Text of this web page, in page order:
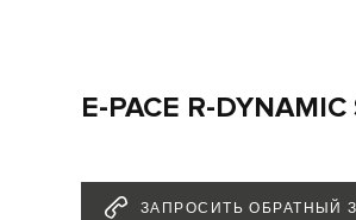
E-PACE R-DYNAMIC
ЗАПРОСИТЬ ОБРАТНЫЙ